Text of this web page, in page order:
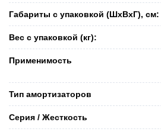
Габариты с упаковкой (ШxВxГ), см:
Вес с упаковкой (кг):
Применимость
Тип амортизаторов
Серия / Жесткость